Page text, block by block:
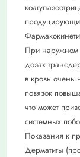
При наружном
дозах
в кровь очень
повязок
что может
системных
Показания к
Дерматиты